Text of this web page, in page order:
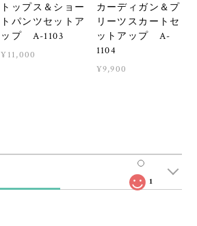
トップス＆ショー
トパンツセットア
ップ A-1103
¥11,000
カーディガン＆プ
リーツスカートセ
ットアップ A-
1104
¥9,900
1